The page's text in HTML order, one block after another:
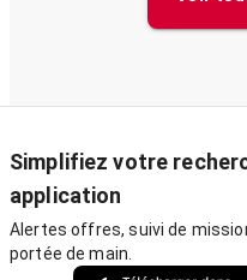
Simplifiez votre
application
Alertes offres, suivi de
portée de main.